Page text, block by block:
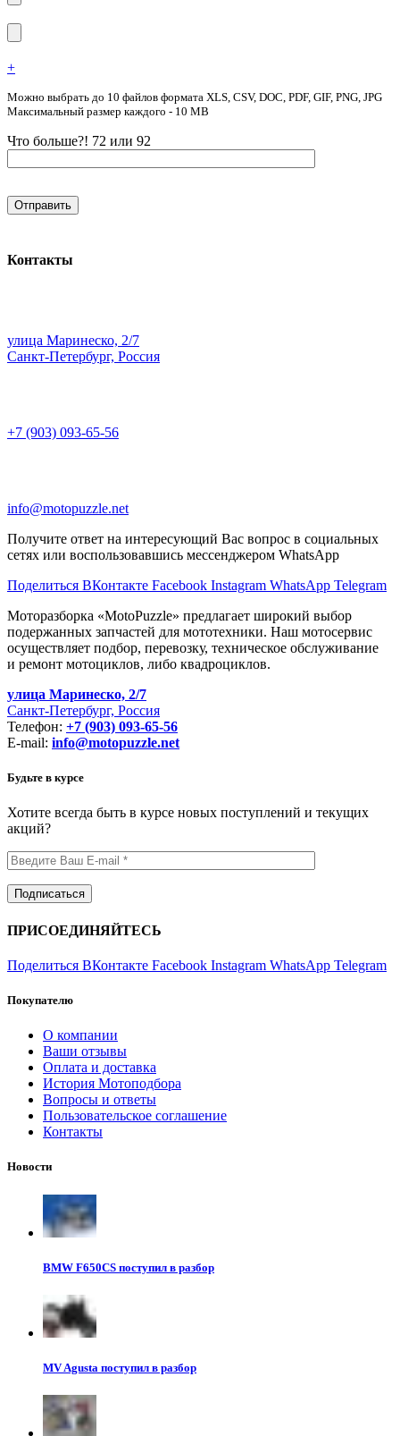
+
Можно выбрать до 10 файлов формата XLS, CSV, DOC, PDF, GIF, PNG, JPG
Максимальный размер каждого - 10 MB
Что больше?! 72 или 92
Контакты
улица Маринеско, 2/7
Санкт-Петербург, Россия
+7 (903) 093-65-56
info@motopuzzle.net
Получите ответ на интересующий Вас вопрос в социальных
сетях или воспользовавшись мессенджером WhatsApp
Поделиться ВКонтакте Facebook Instagram WhatsApp Telegram
Моторазборка «MotoPuzzle» предлагает широкий выбор
подержанных запчастей для мототехники. Наш мотосервис
осуществляет подбор, перевозку, техническое обслуживание
и ремонт мотоциклов, либо квадроциклов.
улица Маринеско, 2/7
Санкт-Петербург, Россия
Телефон: +7 (903) 093-65-56
E-mail: info@motopuzzle.net
Будьте в курсе
Хотите всегда быть в курсе новых поступлений и текущих
акций?
ПРИСОЕДИНЯЙТЕСЬ
Поделиться ВКонтакте Facebook Instagram WhatsApp Telegram
Покупателю
О компании
Ваши отзывы
Оплата и доставка
История Мотоподбора
Вопросы и ответы
Пользовательское соглашение
Контакты
Новости
BMW F650CS поступил в разбор
MV Agusta поступил в разбор